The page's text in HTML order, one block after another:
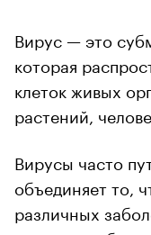
Вирус — это
которая
клеток живых
растений,
Вирусы часто
объединяет то,
различных